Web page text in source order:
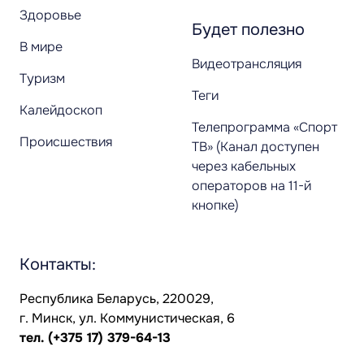
Здоровье
В мире
Туризм
Калейдоскоп
Происшествия
Будет полезно
Видеотрансляция
Теги
Телепрограмма «Спорт
ТВ» (Канал доступен
через кабельных
операторов на 11-й
кнопке)
Контакты:
Республика Беларусь, 220029,
г. Минск, ул. Коммунистическая, 6
тел. (+375 17) 379-64-13